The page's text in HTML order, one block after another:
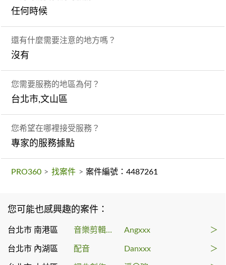
任何時候
還有什麼需要注意的地方嗎？
沒有
您需要服務的地區為何？
台北市,文山區
您希望在哪裡接受服務？
專家的服務據點
PRO360 > 找案件 > 案件編號：4487261
您可能也感興趣的案件：
台北市 南港區 音樂剪輯後製 Angxxx ＞
台北市 內湖區 配音 Danxxx ＞